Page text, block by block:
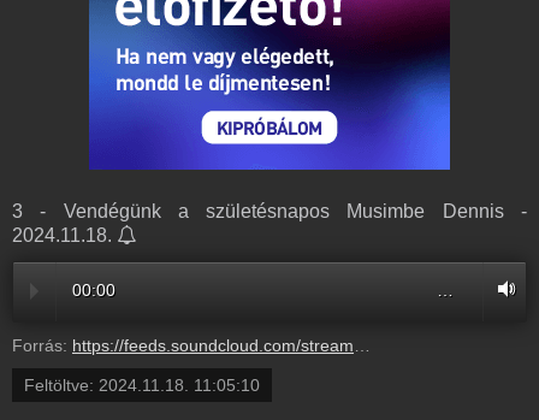
3 - Vendégünk a születésnapos Musimbe Dennis -
2024.11.18.
00:00
Forrás: https://feeds.soundcloud.com/stream/1960892587-balazsek-5-oesszecsapott-bardosi-sandor.mp3
Feltöltve: 2024.11.18. 11:05:10